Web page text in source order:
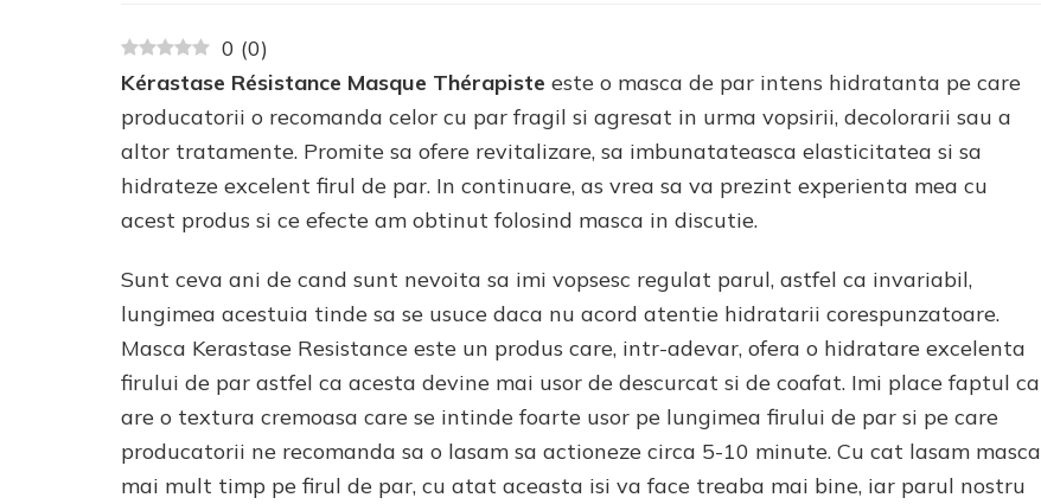
Review
si
despre
masca
hidratanta
0 (0)
Kérastase Résistance Masque Thérapiste este o masca de par intens hidratanta pe care
producatorii o recomanda celor cu par fragil si agresat in urma vopsirii, decolorarii sau a
altor tratamente. Promite sa ofere revitalizare, sa imbunatateasca elasticitatea si sa
hidrateze excelent firul de par. In continuare, as vrea sa va prezint experienta mea cu
acest produs si ce efecte am obtinut folosind masca in discutie.
Sunt ceva ani de cand sunt nevoita sa imi vopsesc regulat parul, astfel ca invariabil,
lungimea acestuia tinde sa se usuce daca nu acord atentie hidratarii corespunzatoare.
Masca Kerastase Resistance este un produs care, intr-adevar, ofera o hidratare excelenta
firului de par astfel ca acesta devine mai usor de descurcat si de coafat. Imi place faptul ca
are o textura cremoasa care se intinde foarte usor pe lungimea firului de par si pe care
producatorii ne recomanda sa o lasam sa actioneze circa 5-10 minute. Cu cat lasam masca
mai mult timp pe firul de par, cu atat aceasta isi va face treaba mai bine, iar parul nostru